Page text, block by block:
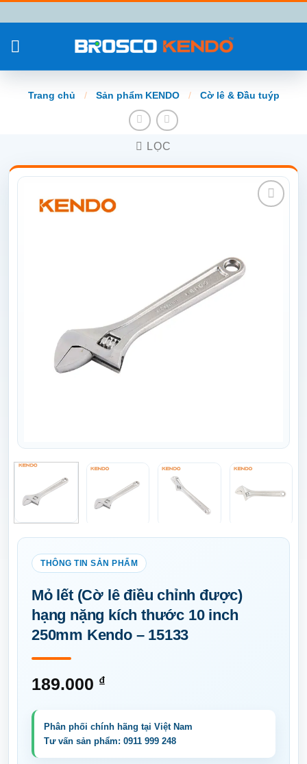
đến
nội
Trang chủ / Sản phẩm KENDO / Cờ lê & Đầu tuýp
LỌC
Mỏ lết (Cờ lê điều chỉnh được)
hạng nặng kích thước 10 inch
250mm Kendo – 15133
189.000 ₫